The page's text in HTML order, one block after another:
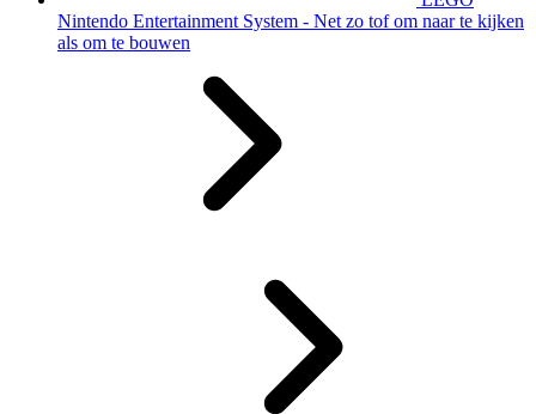
Nintendo Entertainment System - Net zo tof om naar te kijken
als om te bouwen